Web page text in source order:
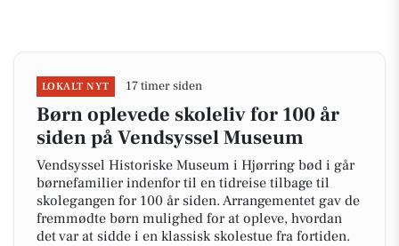
LOKALT NYT 17 timer siden
Børn oplevede skoleliv for 100 år
siden på Vendsyssel Museum
Vendsyssel Historiske Museum i Hjørring bød i går
børnefamilier indenfor til en tidreise tilbage til
skolegangen for 100 år siden. Arrangementet gav de
fremmødte børn mulighed for at opleve, hvordan
det var at sidde i en klassisk skolestue fra fortiden.